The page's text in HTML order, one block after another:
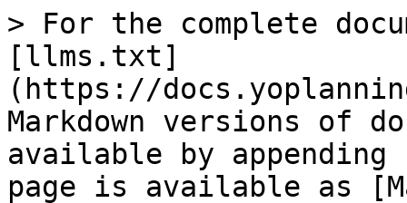
> For the complete
[llms.txt]
(https://
Markdown versions of
available by
page is available as